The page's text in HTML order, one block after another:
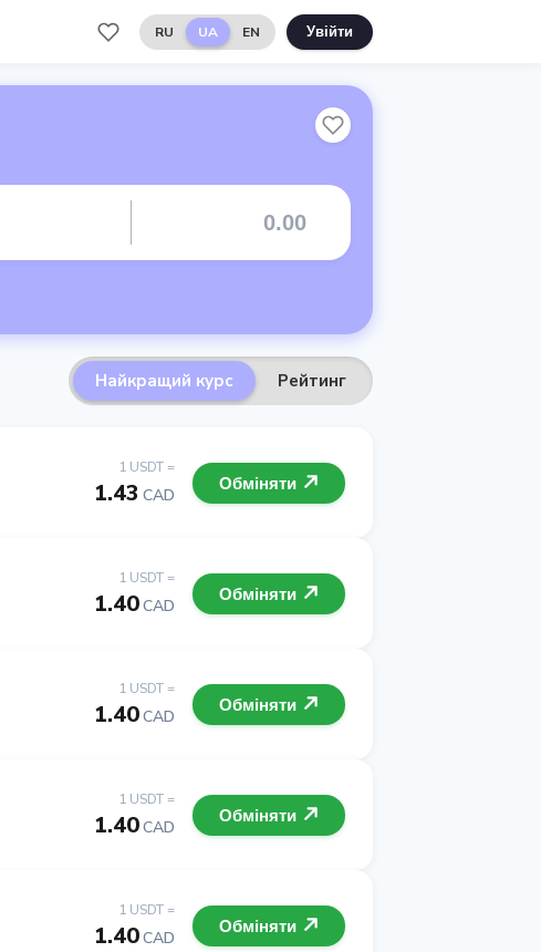
RU UA EN Увійти
Найкращий курс Рейтинг
1 USDT =
1.43 CAD
Обміняти
1 USDT =
1.40CAD
Обміняти
1 USDT =
1.40CAD
Обміняти
1 USDT =
1.40CAD
Обміняти
1 USDT =
1.40CAD
Обміняти